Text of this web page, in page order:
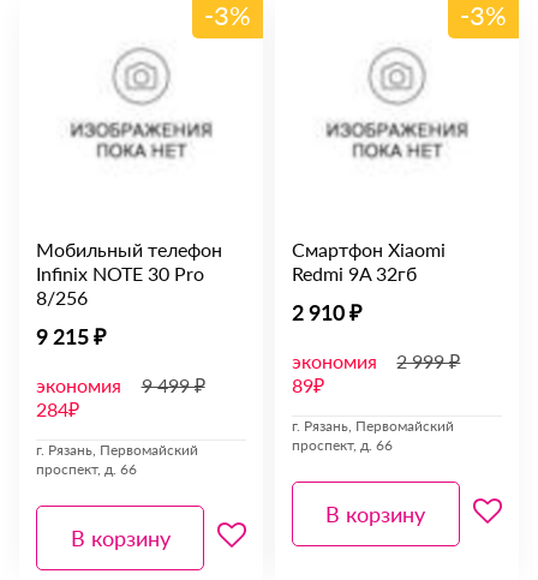
-3%
Мобильный телефон
Infinix NOTE 30 Pro
8/256
9 215 ₽
экономия
284₽
9 499 ₽
г. Рязань, Первомайский
проспект, д. 66
В корзину
-3%
Смартфон Xiaomi
Redmi 9A 32гб
2 910 ₽
экономия
89₽
2 999 ₽
г. Рязань, Первомайский
проспект, д. 66
В корзину